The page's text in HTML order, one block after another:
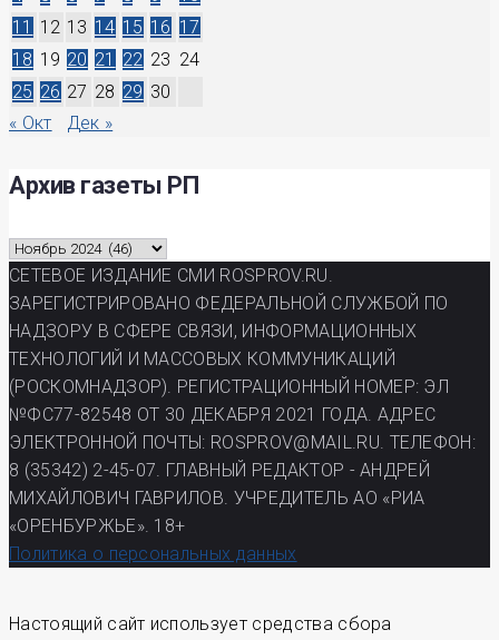
11
12 13 14 15 16 17
18 19 20 21 22 23 24
25 26 27 28 29 30
« Окт
Дек »
Архив газеты РП
Архив
газеты
РП
СЕТЕВОЕ ИЗДАНИЕ СМИ ROSPROV.RU.
ЗАРЕГИСТРИРОВАНО ФЕДЕРАЛЬНОЙ СЛУЖБОЙ ПО
НАДЗОРУ В СФЕРЕ СВЯЗИ, ИНФОРМАЦИОННЫХ
ТЕХНОЛОГИЙ И МАССОВЫХ КОММУНИКАЦИЙ
(РОСКОМНАДЗОР). РЕГИСТРАЦИОННЫЙ НОМЕР: ЭЛ
№ФС77-82548 ОТ 30 ДЕКАБРЯ 2021 ГОДА. АДРЕС
ЭЛЕКТРОННОЙ ПОЧТЫ: ROSPROV@MAIL.RU. ТЕЛЕФОН:
8 (35342) 2-45-07. ГЛАВНЫЙ РЕДАКТОР - АНДРЕЙ
МИХАЙЛОВИЧ ГАВРИЛОВ. УЧРЕДИТЕЛЬ АО «РИА
«ОРЕНБУРЖЬЕ». 18+
Политика о персональных данных
Настоящий сайт использует средства сбора